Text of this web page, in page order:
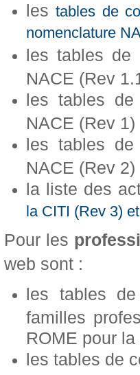
lestables de
nomenclature
les tables de
NACE (Rev
les tables
NACE (Rev
les tables
NACE (Rev
la liste des
la CITI (Rev 3)
Pour les
web sont :
les tables de
familles
ROME pour
les tables de